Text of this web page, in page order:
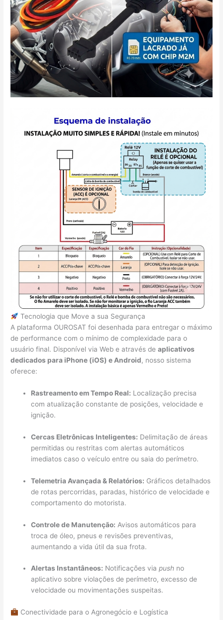
Tecnologia que Move a sua Segurança
A plataforma OUROSAT foi desenhada para entregar o máximo
de performance com o mínimo de complexidade para o
usuário final. Disponível via Web e através deaplicativos
dedicados para iPhone (iOS) e Android, nosso sistema
oferece:
Rastreamento em Tempo Real: Localização precisa
com atualização constante de posições, velocidade e
ignição.
Cercas Eletrônicas Inteligentes: Delimitação de áreas
permitidas ou restritas com alertas automáticos
imediatos caso o veículo entre ou saia do perímetro.
Telemetria Avançada & Relatórios: Gráficos detalhados
de rotas percorridas, paradas, histórico de velocidade e
comportamento do motorista.
Controle de Manutenção: Avisos automáticos para
troca de óleo, pneus e revisões preventivas,
aumentando a vida útil da sua frota.
Alertas Instantâneos: Notificações viapush no
aplicativo sobre violações de perímetro, excesso de
velocidade ou movimentações suspeitas.
Conectividade para o Agronegócio e Logística